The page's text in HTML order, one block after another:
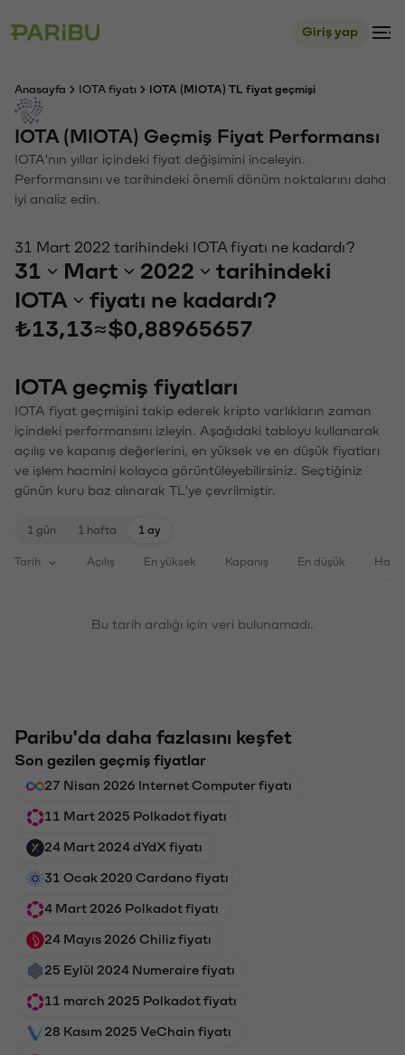
Giriş yap
Anasayfa IOTA fiyatı IOTA (MIOTA) TL fiyat geçmişi
IOTA (MIOTA) Geçmiş Fiyat Performansı
IOTA'nın yıllar içindeki fiyat değişimini inceleyin.
Performansını ve tarihindeki önemli dönüm noktalarını daha
iyi analiz edin.
31 Mart 2022 tarihindeki IOTA fiyatı ne kadardı?
31 Mart 2022
tarihindeki
IOTA
fiyatı ne kadardı?
₺13,13≈$0,88965657
IOTA geçmiş fiyatları
IOTA fiyat geçmişini takip ederek kripto varlıkların zaman
içindeki performansını izleyin. Aşağıdaki tabloyu kullanarak
açılış ve kapanış değerlerini, en yüksek ve en düşük fiyatları
ve işlem hacmini kolayca görüntüleyebilirsiniz. Seçtiğiniz
günün kuru baz alınarak TL'ye çevrilmiştir.
1 gün 1 hafta 1 ay
Tarih Açılış En yüksek Kapanış En düşük
Bu tarih aralığı için veri bulunamadı.
Paribu'da daha fazlasını keşfet
Son gezilen geçmiş fiyatlar
27 Nisan 2026 Internet Computer fiyatı
11 Mart 2025 Polkadot fiyatı
24 Mart 2024 dYdX fiyatı
31 Ocak 2020 Cardano fiyatı
4 Mart 2026 Polkadot fiyatı
24 Mayıs 2026 Chiliz fiyatı
25 Eylül 2024 Numeraire fiyatı
11 march 2025 Polkadot fiyatı
28 Kasım 2025 VeChain fiyatı